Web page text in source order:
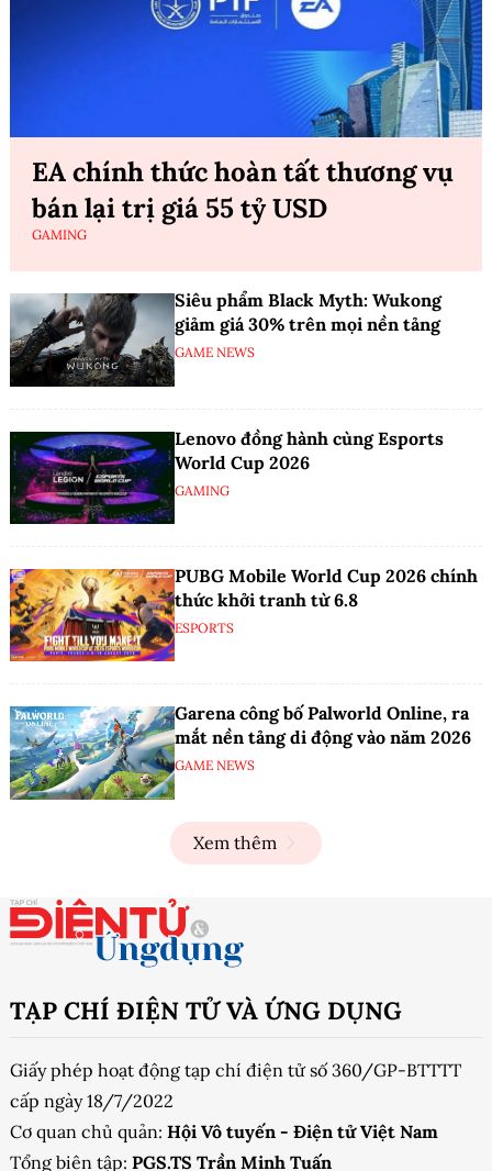
EA chính thức hoàn tất thương vụ
bán lại trị giá 55 tỷ USD
GAMING
Siêu phẩm Black Myth: Wukong
giảm giá 30% trên mọi nền tảng
GAME NEWS
Lenovo đồng hành cùng Esports
World Cup 2026
GAMING
PUBG Mobile World Cup 2026 chính
thức khởi tranh từ 6.8
ESPORTS
Garena công bố Palworld Online, ra
mắt nền tảng di động vào năm 2026
GAME NEWS
Xem thêm
TẠP CHÍ ĐIỆN TỬ VÀ ỨNG DỤNG
Giấy phép hoạt động tạp chí điện tử số 360/GP-BTTTT
cấp ngày 18/7/2022
Cơ quan chủ quản: Hội Vô tuyến - Điện tử Việt Nam
Tổng biên tập: PGS.TS Trần Minh Tuấn